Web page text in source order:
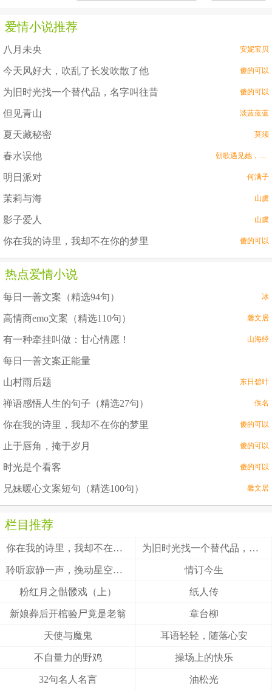
爱情小说推荐
八月未央 安妮宝贝
今天风好大，吹乱了长发吹散了他 傻的可以
为旧时光找一个替代品，名字叫往昔 傻的可以
但见青山 淡蓝蓝蓝
夏天藏秘密 莫须
春水误他 朝歌遇见她，如春水映梨花。
明日派对 何满子
茉莉与海 山虞
影子爱人 山虞
你在我的诗里，我却不在你的梦里 傻的可以
热点爱情小说
每日一善文案（精选94句） 冰
高情商emo文案（精选110句） 馨文居
有一种牵挂叫做：甘心情愿！ 山海经
每日一善文案正能量
山村雨后题 东日碧叶
禅语感悟人生的句子（精选27句） 佚名
你在我的诗里，我却不在你的梦里 傻的可以
止于唇角，掩于岁月 傻的可以
时光是个看客 傻的可以
兄妹暖心文案短句（精选100句） 馨文居
栏目推荐
你在我的诗里，我却不在你的梦里 为旧时光找一个替代品，名字叫往昔
聆听寂静一声，挽动星空之旅 情订今生
粉红月之骷髅戏（上） 纸人传
新娘葬后开棺验尸竟是老翁 章台柳
天使与魔鬼 耳语轻轻，随落心安
不自量力的野鸡 操场上的快乐
32句名人名言 油松光